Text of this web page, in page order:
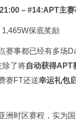
– #14:APT主赛
保底奖励
赛事都已经有多场
除了将自动获得APT
赛FT还送幸运礼包
洲时区赛程，实为